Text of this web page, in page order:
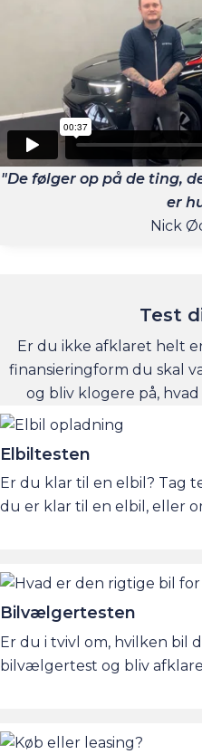
"De følger op på de ting,
er
Nick
Test
Er du ikke afklaret helt
finansieringform du skal
og bliv klogere på,
Elbiltesten
Er du klar til en elbil? Tag
du er klar til en elbil, eller
Bilvælgertesten
Er du i tvivl om, hvilken bil
bilvælgertest og bliv